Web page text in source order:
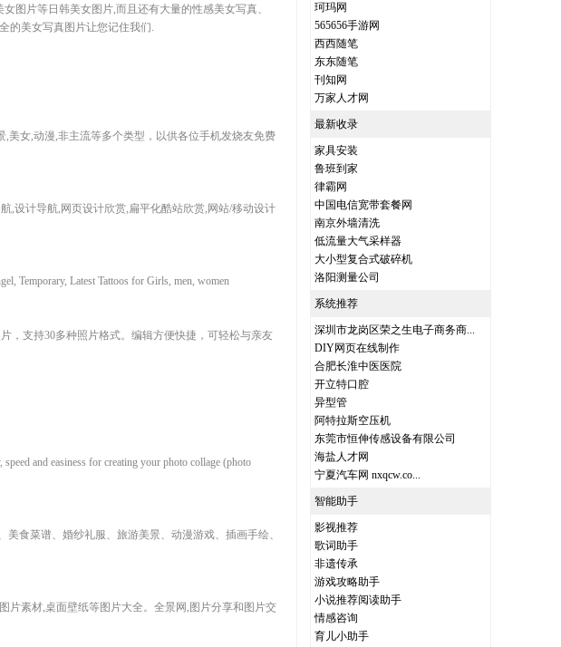
图片等日韩美女图片,而且还有大量的性感美女写真、
的美女写真图片让您记住我们.
,美女,动漫,非主流等多个类型，以供各位手机发烧友免费
,设计导航,网页设计欣赏,扁平化酷站欣赏,网站/移动设计
Temporary, Latest Tattoos for Girls, men, women
，支持30多种照片格式。编辑方便快捷，可轻松与亲友
and easiness for creating your photo collage (photo
食菜谱、婚纱礼服、旅游美景、动漫游戏、插画手绘、
片素材,桌面壁纸等图片大全。全景网,图片分享和图片交
珂玛网
565656手游网
西西随笔
东东随笔
刊知网
万家人才网
最新收录
家具安装
鲁班到家
律霸网
中国电信宽带套餐网
南京外墙清洗
低流量大气采样器
大小型复合式破碎机
洛阳测量公司
系统推荐
深圳市龙岗区荣之生电子商务商...
DIY网页在线制作
合肥长淮中医医院
开立特口腔
异型管
阿特拉斯空压机
东莞市恒伸传感设备有限公司
海盐人才网
宁夏汽车网 nxqcw.co...
智能助手
影视推荐
歌词助手
非遗传承
游戏攻略助手
小说推荐阅读助手
情感咨询
育儿小助手